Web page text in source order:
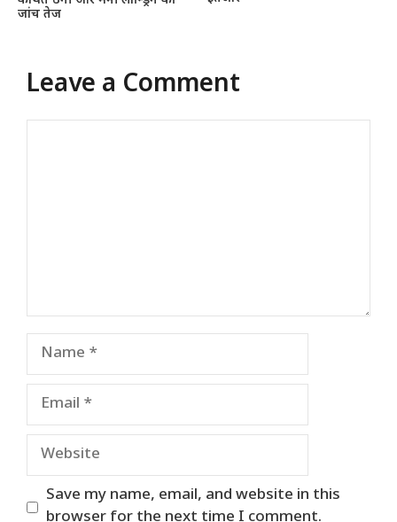
जांच तेज
Leave a Comment
Name
Email
Website
Save my name, email, and website in this
browser for the next time I comment.